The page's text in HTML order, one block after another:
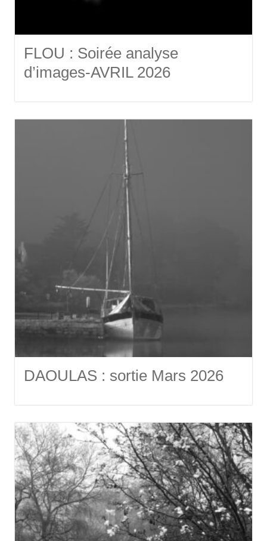
FLOU : Soirée analyse
d’images-AVRIL 2026
DAOULAS : sortie Mars 2026